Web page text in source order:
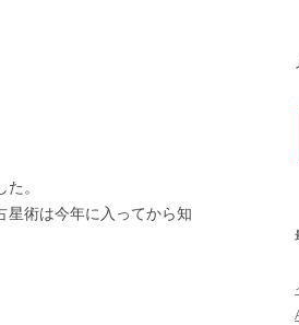
。
星術は今年に入ってから知